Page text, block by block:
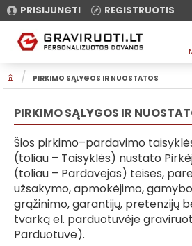
PRISIJUNGTI REGISTRUOTIS
O
E
PIRKIMO SĄLYGOS IR NUOSTATOS
PIRKIMO SĄLYGOS IR
Šios pirkimo–pardavimo
(toliau – Taisyklės) nustato
(toliau – Pardavėjas) teises,
užsakymo, apmokėjimo,
grąžinimo, garantijų, pretenzijų
tvarką el. parduotuvėje
Parduotuvė).